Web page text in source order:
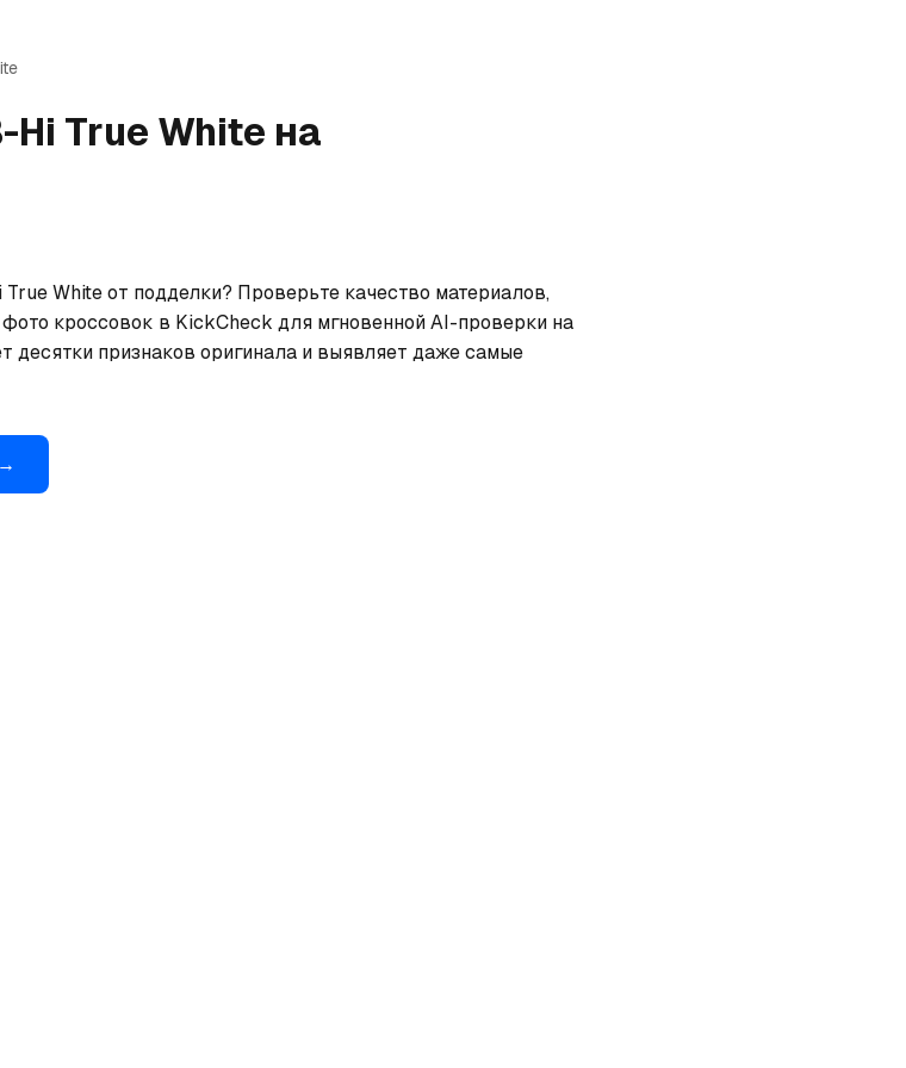
Hi True White на
White от подделки? Проверьте качество материалов,
кроссовок в KickCheck для мгновенной AI-проверки на
десятки признаков оригинала и выявляет даже самые
→